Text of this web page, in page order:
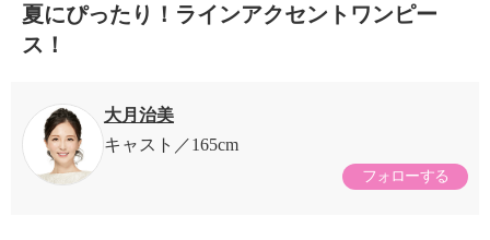
夏にぴったり！ラインアクセントワンピー
ス！
大月治美
キャスト
165cm
フォローする